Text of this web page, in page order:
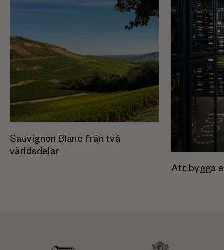
Sauvignon Blanc från två
världsdelar
Att bygga